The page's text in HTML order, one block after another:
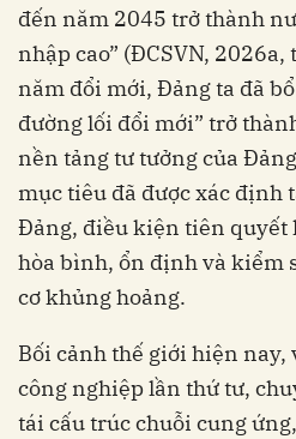
đến năm 2045 trở thành
nhập cao” (ĐCSVN,
năm đổi mới, Đảng ta đã
đường lối đổi mới” trở
nền tảng tư tưởng của
mục tiêu đã được xác định
Đảng, điều kiện tiên
hòa bình, ổn định và kiểm
cơ khủng hoảng.
Bối cảnh thế giới hiện nay,
công nghiệp lần thứ tư,
tái cấu trúc chuỗi cung